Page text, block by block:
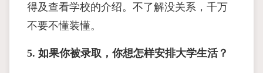
得及查看学校的介绍。不了解没关系，千万
不要不懂装懂。
5. 如果你被录取，你想怎样安排大学生活？